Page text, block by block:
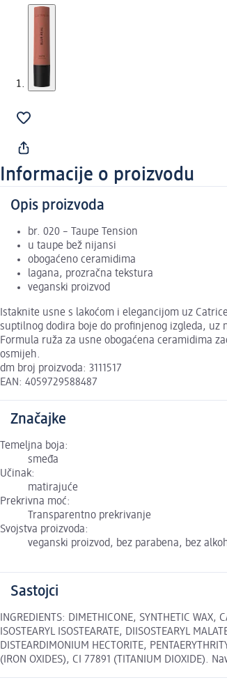
Informacije o proizvodu
Opis proizvoda
br. 020 – Taupe Tension
u taupe bež nijansi
obogaćeno ceramidima
lagana, prozračna tekstura
veganski proizvod
Istaknite usne s lakoćom i elegancijom uz
suptilnog dodira boje do profinjenog izgleda,
Formula ruža za usne obogaćena ceramidima
osmijeh.
dm broj proizvoda: 3111517
EAN: 4059729588487
Značajke
Temeljna boja:
smeđa
Učinak:
matirajuće
Prekrivna moć:
Transparentno prekrivanje
Svojstva proizvoda:
veganski proizvod, bez parabena, bez
Sastojci
INGREDIENTS: DIMETHICONE, SYNTHETIC WAX,
ISOSTEARYL ISOSTEARATE, DIISOSTEARYL
DISTEARDIMONIUM HECTORITE,
(IRON OXIDES), CI 77891 (TITANIUM